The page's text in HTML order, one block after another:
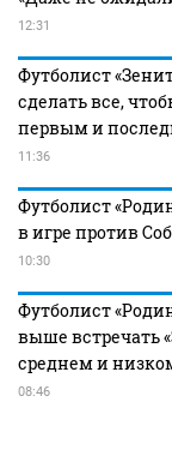
12:31
Футболист
сделать все,
первым и
11:36
Футболист
в игре против
10:30
Футболист
выше встречать
среднем и
08:46